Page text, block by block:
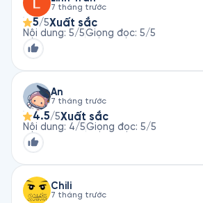
7 tháng trước
5/5Xuất sắc
Nội dung: 5/5Giọng đọc: 5/5
An
7 tháng trước
4.5/5Xuất sắc
Nội dung: 4/5Giọng đọc: 5/5
Chili
7 tháng trước